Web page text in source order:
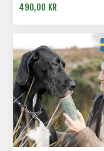
490,00 KR